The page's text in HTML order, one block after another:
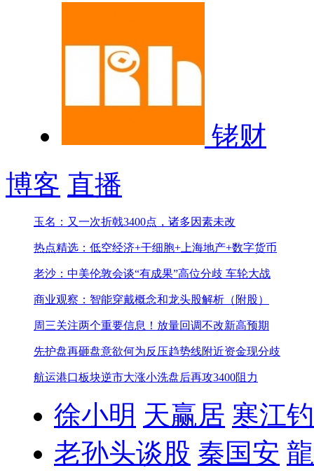
铑财
博客 直播
玉名：又一次折戟3400点，诸多因素未改
热点精选：低空经济+干细胞+上海地产+数字货币
老沙：中美伦敦会谈“有成果”高位分歧 车轮大战
商业观察：智能穿戴概念和龙头股解析（附股）
周三关注两个重要信息！ 放量回调不改新高预期
先护盘再砸盘意欲何为反压趋势线附近资金现分歧
航运港口板块逆市大涨小洗盘后再攻3400阻力
徐小明 天赢居 寒江
老孙头谈股 秦国安